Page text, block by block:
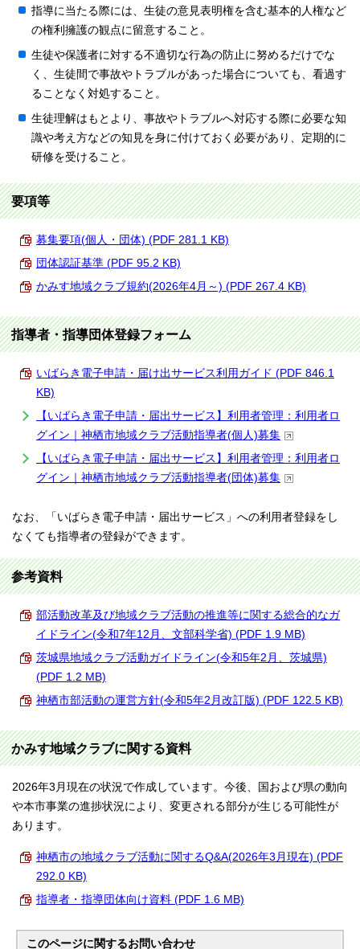
指導に当たる際には、生徒の意見表明権を含む基本的人権など
の権利擁護の観点に留意すること。
生徒や保護者に対する不適切な行為の防止に努めるだけでな
く、生徒間で事故やトラブルがあった場合についても、看過す
ることなく対処すること。
生徒理解はもとより、事故やトラブルへ対応する際に必要な知
識や考え方などの知見を身に付けておく必要があり、定期的に
研修を受けること。
要項等
募集要項(個人・団体) (PDF 281.1 KB)
団体認証基準 (PDF 95.2 KB)
かみす地域クラブ規約(2026年4月～) (PDF 267.4 KB)
指導者・指導団体登録フォーム
いばらき電子申請・届け出サービス利用ガイド (PDF 846.1
KB)
【いばらき電子申請・届出サービス】利用者管理：利用者ロ
グイン｜神栖市地域クラブ活動指導者(個人)募集
【いばらき電子申請・届出サービス】利用者管理：利用者ロ
グイン｜神栖市地域クラブ活動指導者(団体)募集
なお、「いばらき電子申請・届出サービス」への利用者登録をし
なくても指導者の登録ができます。
参考資料
部活動改革及び地域クラブ活動の推進等に関する総合的なガ
イドライン(令和7年12月、文部科学省) (PDF 1.9 MB)
茨城県地域クラブ活動ガイドライン(令和5年2月、茨城県)
(PDF 1.2 MB)
神栖市部活動の運営方針(令和5年2月改訂版) (PDF 122.5 KB)
かみす地域クラブに関する資料
2026年3月現在の状況で作成しています。今後、国および県の動向
や本市事業の進捗状況により、変更される部分が生じる可能性が
あります。
神栖市の地域クラブ活動に関するQ&A(2026年3月現在) (PDF
292.0 KB)
指導者・指導団体向け資料 (PDF 1.6 MB)
このページに関するお問い合わせ